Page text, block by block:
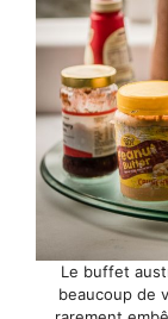
Le buffet
beaucoup de